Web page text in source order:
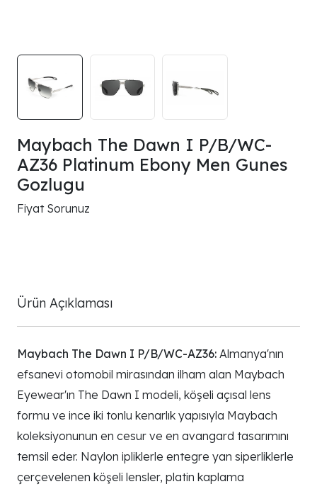
Maybach The Dawn I P/B/WC-
AZ36 Platinum Ebony Men Gunes
Gozlugu
Fiyat Sorunuz
Ürün Açıklaması
Maybach The Dawn I P/B/WC-AZ36: Almanya'nın
efsanevi otomobil mirasından ilham alan Maybach
Eyewear'ın The Dawn I modeli, köşeli açısal lens
formu ve ince iki tonlu kenarlık yapısıyla Maybach
koleksiyonunun en cesur ve en avangard tasarımını
temsil eder. Naylon ipliklerle entegre yan siperliklerle
çerçevelenen köşeli lensler, platin kaplama